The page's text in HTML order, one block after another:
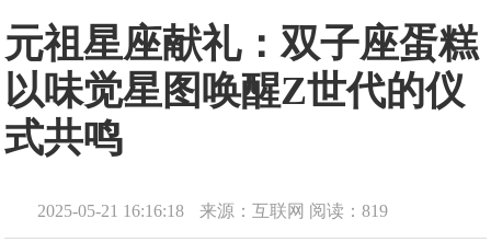
元祖星座献礼：双子座蛋糕
以味觉星图唤醒Z世代的仪
式共鸣
2025-05-21 16:16:18 来源：互联网 阅读：819